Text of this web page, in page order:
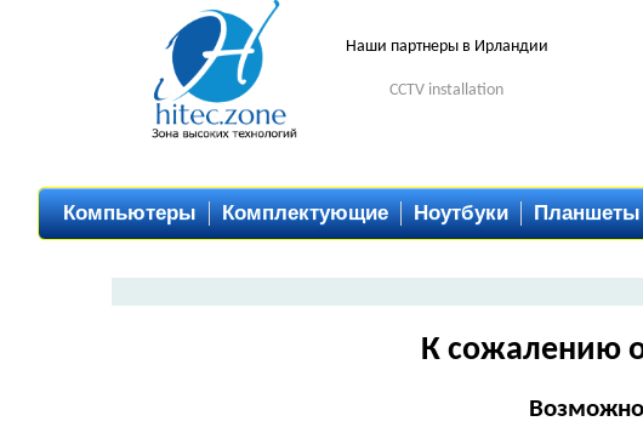
Наши партнеры в Ирландии
CCTV installation
Компьютеры Комплектующие Ноутбуки Планшеты
К сожалению